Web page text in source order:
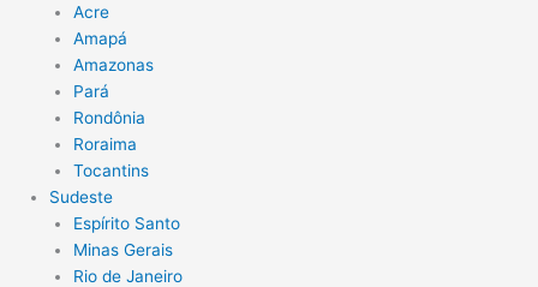
Acre
Amapá
Amazonas
Pará
Rondônia
Roraima
Tocantins
Sudeste
Espírito Santo
Minas Gerais
Rio de Janeiro